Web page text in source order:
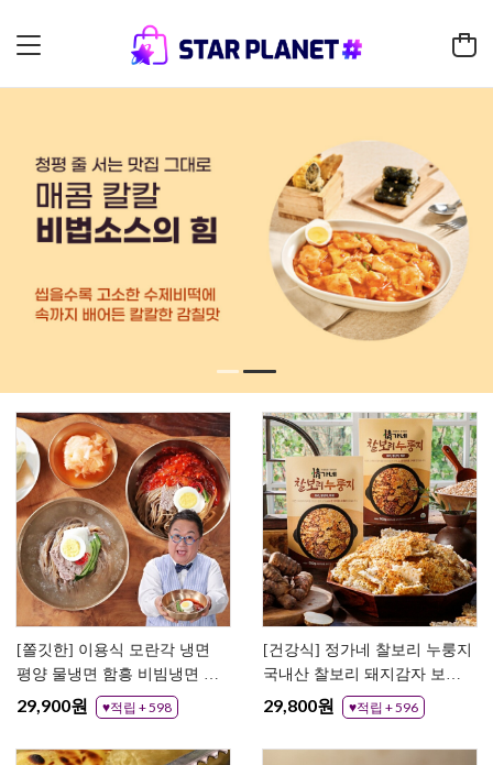
[쫄깃한] 이용식 모란각 냉면
평양 물냉면 함흥 비빔냉면 10
인분 20인분
29,900원 ♥적립 + 598
[건강식] 정가네 찰보리 누룽지
국내산 찰보리 돼지감자 보리
백미 숭늉 누릉지
29,800원 ♥적립 + 596